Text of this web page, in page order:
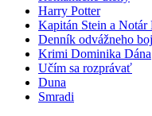
Harry Potter
Kapitán Stein a Notár
Denník odvážneho
Krimi Dominika Dána
Učím sa rozprávať
Duna
Smradi